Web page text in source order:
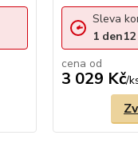
cena od
3 029 Kč/
Sleva
1 den12